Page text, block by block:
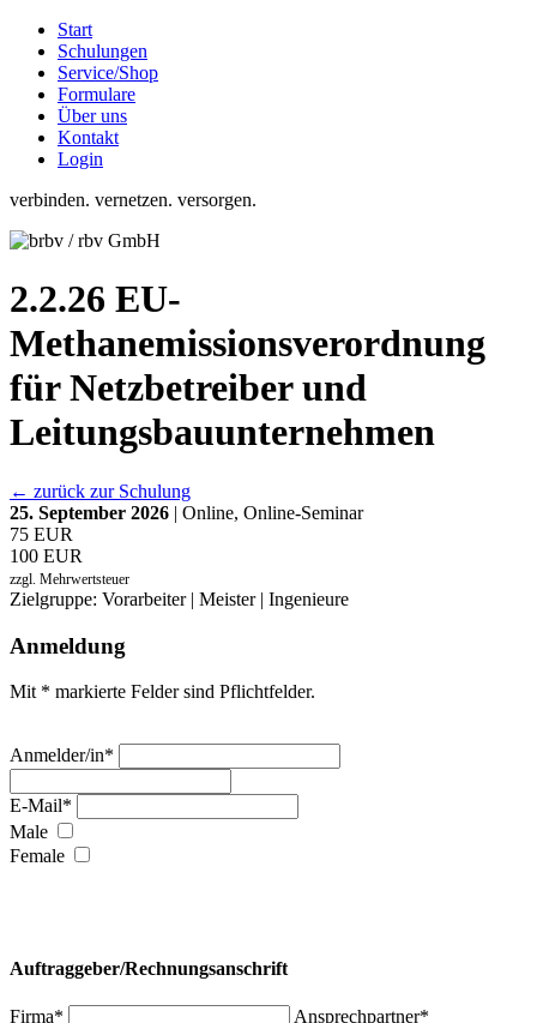
Start
Schulungen
Service/Shop
Formulare
Über uns
Kontakt
Login
verbinden. vernetzen. versorgen.
2.2.26 EU-
Methanemissionsverordnung
für Netzbetreiber und
Leitungsbauunternehmen
← zurück zur Schulung
25. September 2026 | Online, Online-Seminar
75 EUR
100 EUR
zzgl. Mehrwertsteuer
Zielgruppe: Vorarbeiter | Meister | Ingenieure
Anmeldung
Mit * markierte Felder sind Pflichtfelder.
Anmelder/in*
E-Mail*
Male
Female
Auftraggeber/Rechnungsanschrift
Firma*
Ansprechpartner*